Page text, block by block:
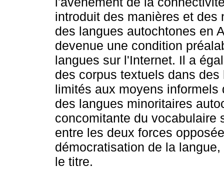
introduit des manières et
des langues autochtones en
devenue une condition
langues sur l'Internet. Il a
des corpus textuels dans
limités aux moyens
des langues minoritaires
concomitante du vocabulaire
entre les deux forces
démocratisation de la
le titre.